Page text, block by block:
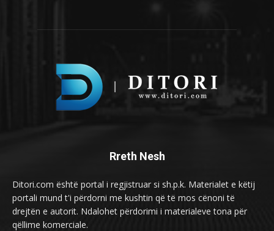
Rreth Nesh
Ditori.com është portal i regjistruar si sh.p.k. Materialet e këtij
portali mund t'i përdorni me kushtin që të mos cënoni të
drejtën e autorit. Ndalohet përdorimi i materialeve tona për
qëllime komerciale.